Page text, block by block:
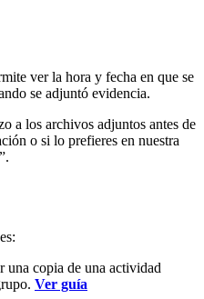
ver la hora y fecha en que se
se adjuntó evidencia.
a los archivos adjuntos antes de
o si lo prefieres en nuestra
una copia de una actividad
Ver guía